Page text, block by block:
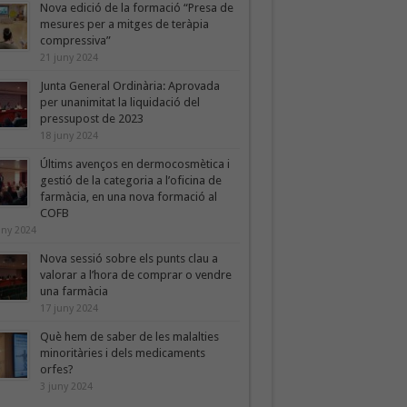
Nova edició de la formació “Presa de
mesures per a mitges de teràpia
compressiva”
21 juny 2024
Junta General Ordinària: Aprovada
per unanimitat la liquidació del
pressupost de 2023
18 juny 2024
Últims avenços en dermocosmètica i
gestió de la categoria a l’oficina de
farmàcia, en una nova formació al
COFB
2024
Nova sessió sobre els punts clau a
valorar a l’hora de comprar o vendre
una farmàcia
17 juny 2024
Què hem de saber de les malalties
minoritàries i dels medicaments
orfes?
3 juny 2024